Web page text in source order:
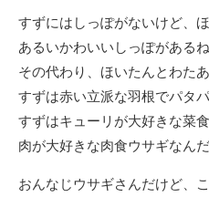
すずにはしっぽがないけど、
あるいかわいいしっぽがあるね
その代わり、ほいたんとわた
すずは赤い立派な羽根でパタパ
すずはキューリが大好きな菜
肉が大好きな肉食ウサギなんだ
おんなじウサギさんだけど、